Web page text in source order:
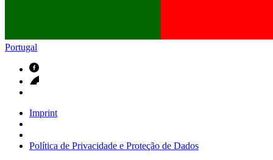
Portugal
Imprint
Política de Privacidade e Proteção de Dados